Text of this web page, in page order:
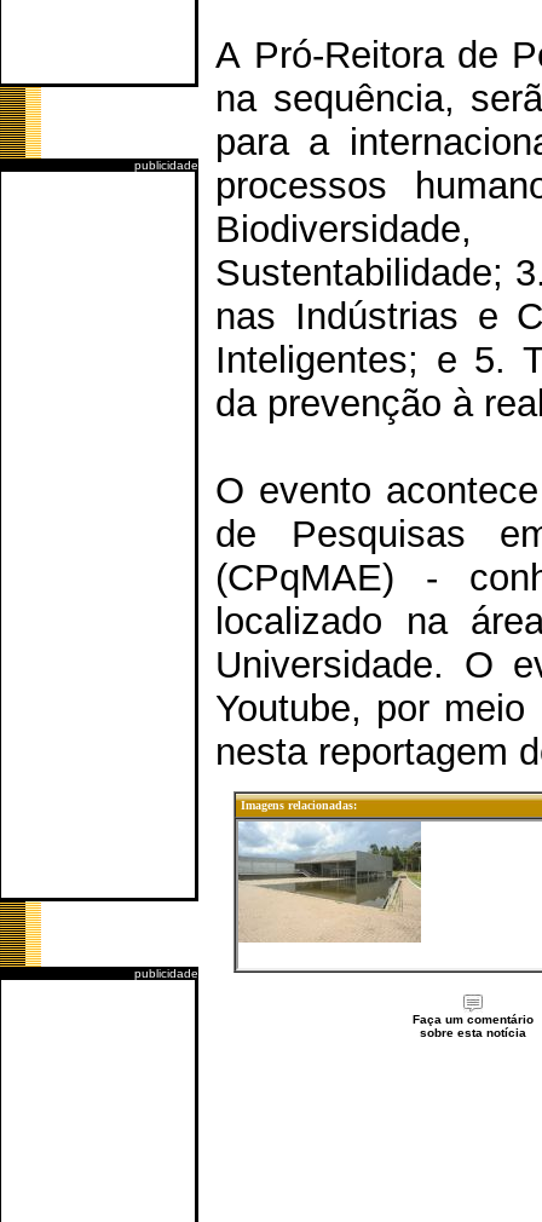
publicidade
publicidade
A Pró-Reitora de
na sequência,
para a
processos
Sustentabilidade;
nas Indústrias e
Inteligentes; e 5.
da prevenção à
O evento
de Pesquisas
(CPqMAE) -
localizado na
Universidade. O
Youtube, por
nesta reportagem
Imagens relacionadas:
Faça um comentário
sobre esta notícia